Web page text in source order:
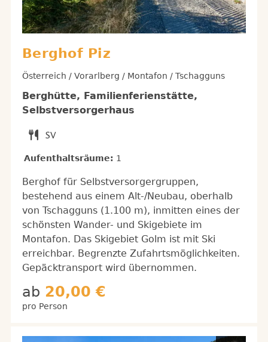
Berghof Piz
Österreich / Vorarlberg / Montafon / Tschagguns
Berghütte, Familienferienstätte,
Selbstversorgerhaus
Aufenthaltsräume: 1
Berghof für Selbstversorgergruppen,
bestehend aus einem Alt-/Neubau, oberhalb
von Tschagguns (1.100 m), inmitten eines der
schönsten Wander- und Skigebiete im
Montafon. Das Skigebiet Golm ist mit Ski
erreichbar. Begrenzte Zufahrtsmöglichkeiten.
Gepäcktransport wird übernommen.
ab 20,00 €
pro Person